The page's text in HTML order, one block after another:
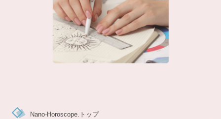
Nano-Horoscope.トップ